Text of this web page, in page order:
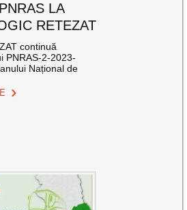
LA
RETEZAT
continuă
PNRAS-2-2023-
Național de